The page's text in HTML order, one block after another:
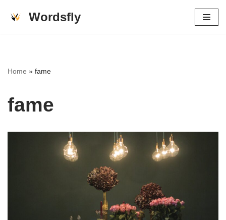
Wordsfly
Home » fame
fame